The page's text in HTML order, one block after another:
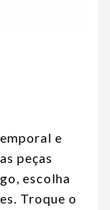
e
peças
escolha
Troque o